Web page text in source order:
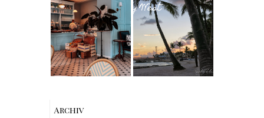
Berlin | Café
L’Berg –
Französischer
Charme mitten
in Berlin-
Wilmersdorf
Reisen - Florida
Roadtrip Part II:
Miami South
Beach bis Key
West | The Nina
Edition
Archiv